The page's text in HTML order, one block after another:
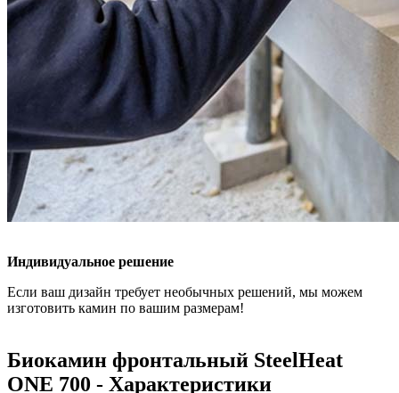
Индивидуальное решение
Если ваш дизайн требует необычных решений, мы можем
изготовить камин по вашим размерам!
Биокамин фронтальный SteelHeat
ONE 700 - Характеристики